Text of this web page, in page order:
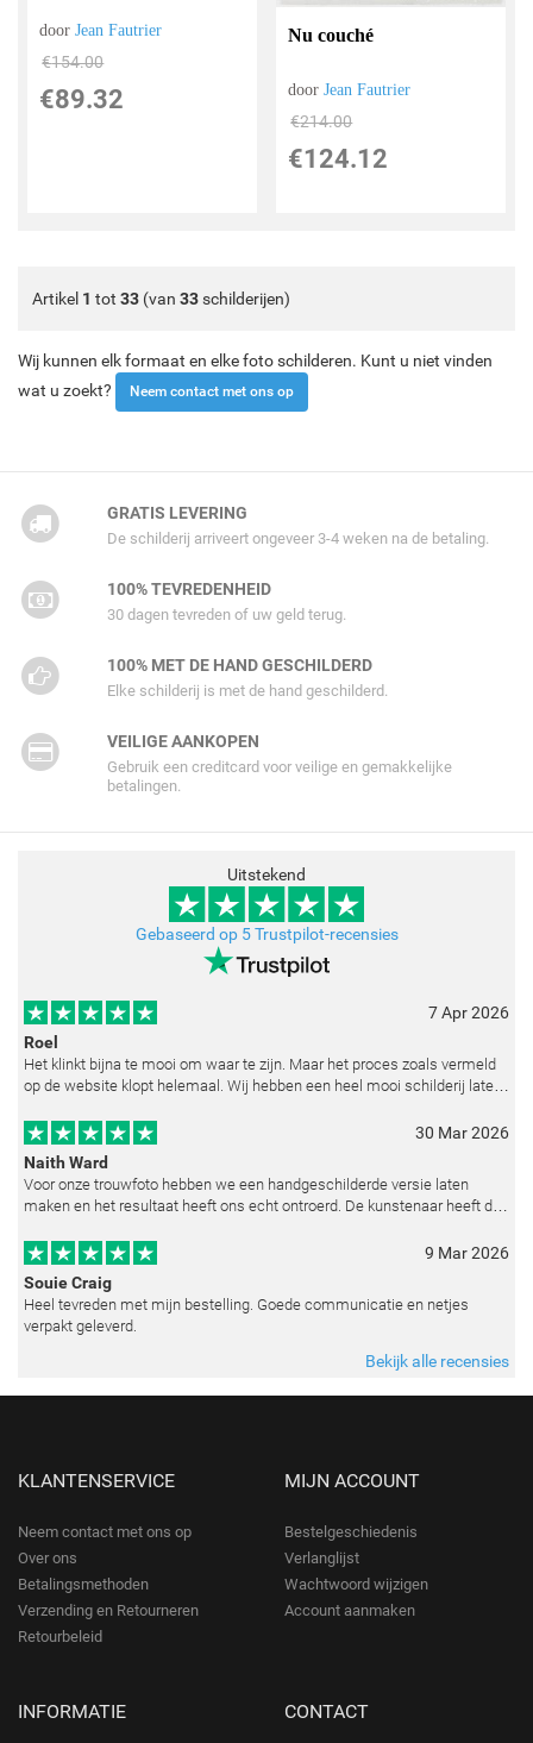
doorJean Fautrier
€154.00
€89.32
Nu couché
doorJean Fautrier
€214.00
€124.12
Artikel 1 tot 33 (van 33schilderijen)
Wij kunnen elk formaat en elke foto schilderen. Kunt u niet vinden
wat u zoekt?
Neem contact met ons op
GRATIS LEVERING
De schilderij arriveert ongeveer 3-4 weken na de betaling.
100% TEVREDENHEID
30 dagen tevreden of uw geld terug.
100% MET DE HAND GESCHILDERD
Elke schilderij is met de hand geschilderd.
VEILIGE AANKOPEN
Gebruik een creditcard voor veilige en gemakkelijke
betalingen.
Uitstekend
Gebaseerd op 5 Trustpilot-recensies
7 Apr 2026
Roel
Het klinkt bijna te mooi om waar te zijn. Maar het proces zoals vermeld
op de website klopt helemaal. Wij hebben een heel mooi schilderij laten
30 Mar 2026
Naith Ward
Voor onze trouwfoto hebben we een handgeschilderde versie laten
maken en het resultaat heeft ons echt ontroerd. De kunstenaar heeft de
9 Mar 2026
Souie Craig
Heel tevreden met mijn bestelling. Goede communicatie en netjes
verpakt geleverd.
Bekijk alle recensies
KLANTENSERVICE
Neem contact met ons op
Over ons
Betalingsmethoden
Verzending en Retourneren
Retourbeleid
MIJN ACCOUNT
Bestelgeschiedenis
Verlanglijst
Wachtwoord wijzigen
Account aanmaken
INFORMATIE CONTACT